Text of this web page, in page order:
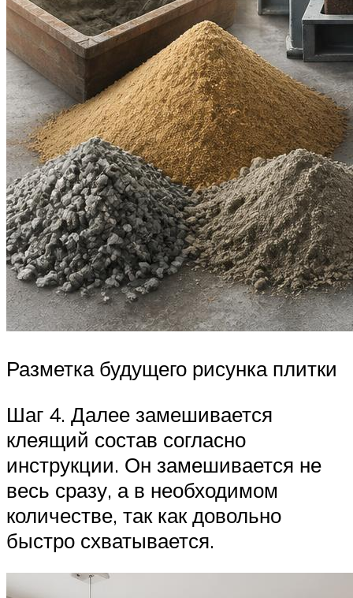
Разметка будущего рисунка плитки
Шаг 4. Далее замешивается
клеящий состав согласно
инструкции. Он замешивается не
весь сразу, а в необходимом
количестве, так как довольно
быстро схватывается.